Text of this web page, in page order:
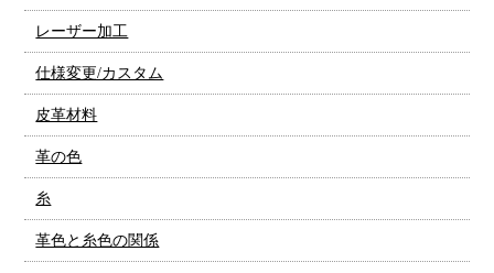
レーザー加工
仕様変更/カスタム
皮革材料
革の色
糸
革色と糸色の関係